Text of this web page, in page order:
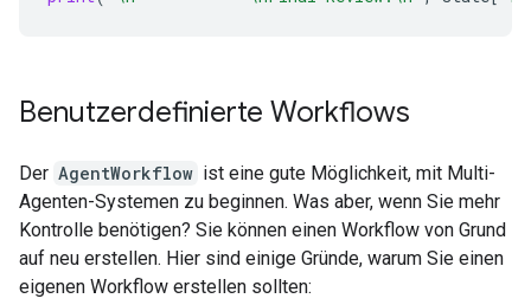
Benutzerdefinierte Workflows
Der AgentWorkflow ist eine gute Möglichkeit, mit Multi-
Agenten-Systemen zu beginnen. Was aber, wenn Sie mehr
Kontrolle benötigen? Sie können einen Workflow von Grund
auf neu erstellen. Hier sind einige Gründe, warum Sie einen
eigenen Workflow erstellen sollten: